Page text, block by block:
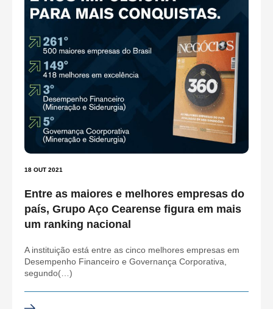
18 OUT 2021
Entre as maiores e melhores empresas do
país, Grupo Aço Cearense figura em mais
um ranking nacional
A instituição está entre as cinco melhores empresas em
Desempenho Financeiro e Governança Corporativa,
segundo(…)